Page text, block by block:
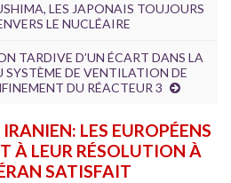
LES JAPONAIS TOUJOURS
LE NUCLÉAIRE
TARDIVE D’UN ÉCART DANS LA
DE VENTILATION DE
DU RÉACTEUR 3
LES EUROPÉENS
À LEUR RÉSOLUTION À
SATISFAIT